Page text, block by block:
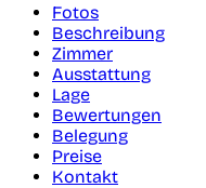
Fotos
Beschreibung
Zimmer
Ausstattung
Lage
Bewertungen
Belegung
Preise
Kontakt